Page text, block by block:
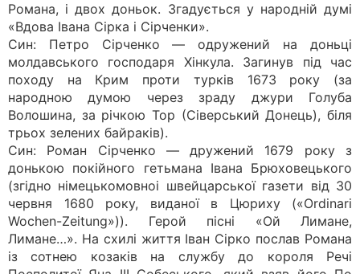
Романа, і двох доньок. Згадується у народній думі
«Вдова Івана Сірка і Сірченки».
Син: Петро Сірченко — одружений на доньці
молдавського господаря Хінкула. Загинув під час
походу на Крим проти турків 1673 року (за
народною думою через зраду джури Голуба
Волошина, за річкою Тор (Сіверський Донець), біля
трьох зелених байраків).
Син: Роман Сірченко — дружений 1679 року з
донькою покійного гетьмана Івана Брюховецького
(згідно німецькомовноі швейцарської газети від 30
червня 1680 року, виданої в Цюриху («Ordinari
Wochen-Zeitung»)). Герой пісні «Ой Лимане,
Лимане…». На схилі життя Іван Сірко послав Романа
із сотнею козаків на службу до короля Речі